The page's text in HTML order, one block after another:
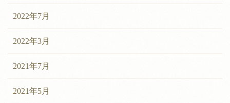
2022年7月
2022年3月
2021年7月
2021年5月